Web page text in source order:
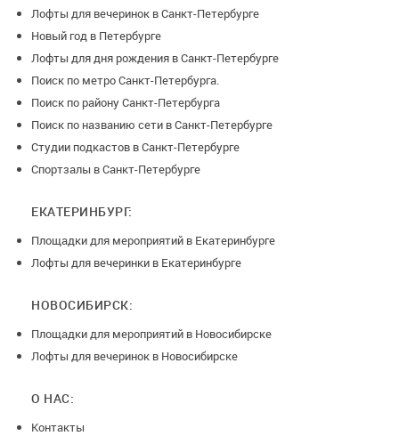
Лофты для вечеринок в Санкт-Петербурге
Новый год в Петербурге
Лофты для дня рождения в Санкт-Петербурге
Поиск по метро Санкт-Петербурга.
Поиск по району Санкт-Петербурга
Поиск по названию сети в Санкт-Петербурге
Студии подкастов в Санкт-Петербурге
Спортзалы в Санкт-Петербурге
ЕКАТЕРИНБУРГ:
Площадки для мероприятий в Екатеринбурге
Лофты для вечеринки в Екатеринбурге
НОВОСИБИРСК:
Площадки для мероприятий в Новосибирске
Лофты для вечеринок в Новосибирске
О НАС:
Контакты